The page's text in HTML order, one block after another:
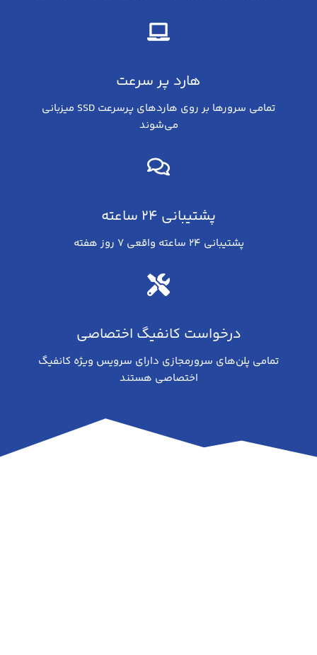
هارد پر سرعت
تمامی سرورها بر روی هاردهای پرسرعت SSD میزبانی
می‌شوند
پشتیبانی ۲۴ ساعته
پشتیبانی ۲۴ ساعته واقعی ۷ روز هفته
درخواست کانفیگ اختصاصی
تمامی پلن‌های سرورمجازی دارای سرویس ویژه کانفیگ
اختصاصی هستند